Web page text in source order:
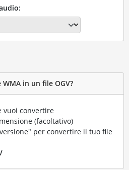
in un file OGV?
vuoi convertire
(facoltativo)
per convertire il tuo file